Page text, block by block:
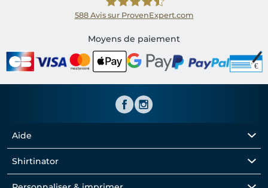
Shirtinator FR
588 Avis sur ProvenExpert.com
Moyens de paiement
Aide
Shirtinator